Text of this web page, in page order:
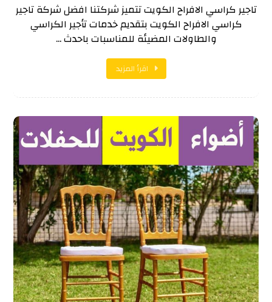
تاجير كراسي الافراح الكويت تتميز شركتنا افضل شركة تاجير
كراسي الافراح الكويت بتقديم خدمات تأجير الكراسي
والطاولات المضيئة للمناسبات باحدث ...
اقرأ المزيد